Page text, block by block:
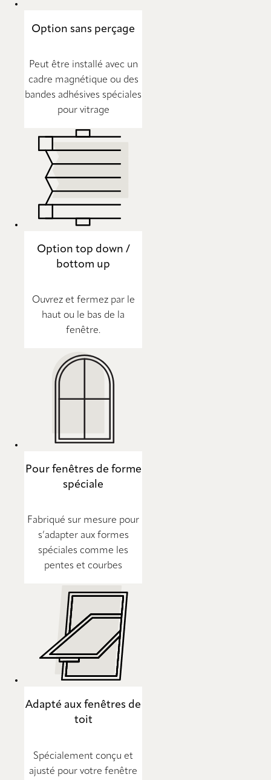
Option sans perçage
Peut être installé avec un
cadre magnétique ou des
bandes adhésives spéciales
pour vitrage
Option top down /
bottom up
Ouvrez et fermez par le
haut ou le bas de la
fenêtre.
Pour fenêtres de forme
spéciale
Fabriqué sur mesure pour
s’adapter aux formes
spéciales comme les
pentes et courbes
Adapté aux fenêtres de
toit
Spécialement conçu et
ajusté pour votre fenêtre